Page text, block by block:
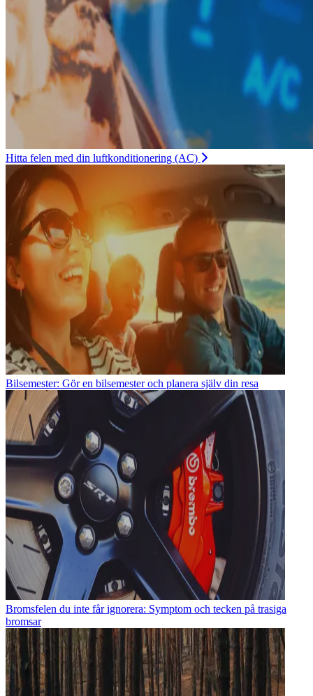
Hitta felen med din luftkonditionering (AC)
Bilsemester: Gör en bilsemester och planera själv din resa
Bromsfelen du inte får ignorera: Symptom och tecken på trasiga
bromsar